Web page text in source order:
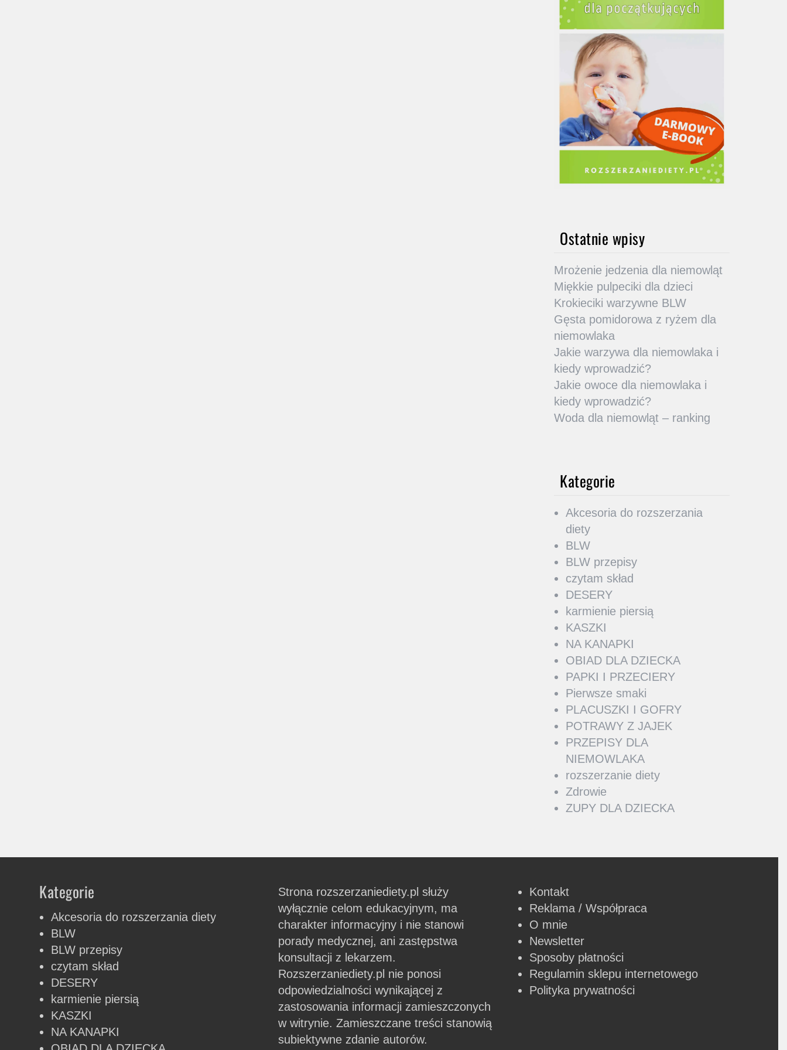
Ostatnie wpisy
Mrożenie jedzenia dla niemowląt
Miękkie pulpeciki dla dzieci
Krokieciki warzywne BLW
Gęsta pomidorowa z ryżem dla
niemowlaka
Jakie warzywa dla niemowlaka i
kiedy wprowadzić?
Jakie owoce dla niemowlaka i
kiedy wprowadzić?
Woda dla niemowląt – ranking
Kategorie
Akcesoria do rozszerzania
diety
BLW
BLW przepisy
czytam skład
DESERY
karmienie piersią
KASZKI
NA KANAPKI
OBIAD DLA DZIECKA
PAPKI I PRZECIERY
Pierwsze smaki
PLACUSZKI I GOFRY
POTRAWY Z JAJEK
PRZEPISY DLA
NIEMOWLAKA
rozszerzanie diety
Zdrowie
ZUPY DLA DZIECKA
Kategorie
Akcesoria do rozszerzania diety
BLW
BLW przepisy
czytam skład
DESERY
karmienie piersią
KASZKI
NA KANAPKI
Strona rozszerzaniediety.pl służy
wyłącznie celom edukacyjnym, ma
charakter informacyjny i nie stanowi
porady medycznej, ani zastępstwa
konsultacji z lekarzem.
Rozszerzaniediety.pl nie ponosi
odpowiedzialności wynikającej z
zastosowania informacji zamieszczonych
w witrynie.Zamieszczane treści stanowią
subiektywne zdanie autorów.
Kontakt
Reklama / Współpraca
O mnie
Newsletter
Sposoby płatności
Regulamin sklepu internetowego
Polityka prywatności